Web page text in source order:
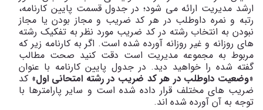
ارشد مدیریت ارائه می شود؛ در جدول قسمت پایین کارنامه،
رتبه و نمره داوطلب در هر کد ضریب و مجاز بودن یا مجاز
نبودن به انتخاب رشته در کد ضریب مورد نظر به تفکیک رشته
های روزانه و غیر روزانه آورده شده است. اگر به کارنامه زیر که
مربوط به مجموعه مدیریت است دقت کنید صحت مطالب
گفته شده را خواهید دید. در جدول پایین کارنامه با عنوان
«وضعیت داوطلب در هر کد ضریب در رشته امتحانی اول» کد
ضریب های مختلف قرار داده شده است و سایر پارامترها با
توجه به آن آورده شده اند.